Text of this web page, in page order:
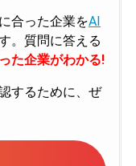
合った企業をAI
。質問に答える
た企業がわかる!
するために、ぜ